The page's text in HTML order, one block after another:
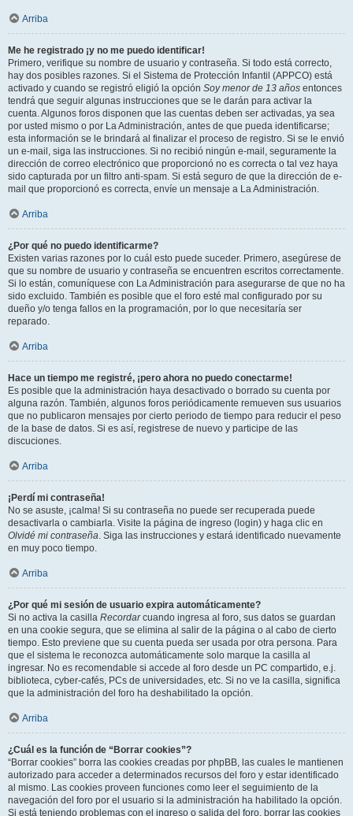
Arriba
Me he registrado ¡y no me puedo identificar!
Primero, verifique su nombre de usuario y contraseña. Si todo está correcto,
hay dos posibles razones. Si el Sistema de Protección Infantil (APPCO) está
activado y cuando se registró eligió la opción Soy menor de 13 años entonces
tendrá que seguir algunas instrucciones que se le darán para activar la
cuenta. Algunos foros disponen que las cuentas deben ser activadas, ya sea
por usted mismo o por La Administración, antes de que pueda identificarse;
esta información se le brindará al finalizar el proceso de registro. Si se le envió
un e-mail, siga las instrucciones. Si no recibió ningún e-mail, seguramente la
dirección de correo electrónico que proporcionó no es correcta o tal vez haya
sido capturada por un filtro anti-spam. Si está seguro de que la dirección de e-
mail que proporcionó es correcta, envíe un mensaje a La Administración.
Arriba
¿Por qué no puedo identificarme?
Existen varias razones por lo cuál esto puede suceder. Primero, asegúrese de
que su nombre de usuario y contraseña se encuentren escritos correctamente.
Si lo están, comuníquese con La Administración para asegurarse de que no ha
sido excluido. También es posible que el foro esté mal configurado por su
dueño y/o tenga fallos en la programación, por lo que necesitaría ser
reparado.
Arriba
Hace un tiempo me registré, ¡pero ahora no puedo conectarme!
Es posible que la administración haya desactivado o borrado su cuenta por
alguna razón. También, algunos foros periódicamente remueven sus usuarios
que no publicaron mensajes por cierto periodo de tiempo para reducir el peso
de la base de datos. Si es así, registrese de nuevo y participe de las
discuciones.
Arriba
¡Perdí mi contraseña!
No se asuste, ¡calma! Si su contraseña no puede ser recuperada puede
desactivarla o cambiarla. Visite la página de ingreso (login) y haga clic en
Olvidé mi contraseña. Siga las instrucciones y estará identificado nuevamente
en muy poco tiempo.
Arriba
¿Por qué mi sesión de usuario expira automáticamente?
Si no activa la casilla Recordarcuando ingresa al foro, sus datos se guardan
en una cookie segura, que se elimina al salir de la página o al cabo de cierto
tiempo. Esto previene que su cuenta pueda ser usada por otra persona. Para
que el sistema le reconozca automáticamente solo marque la casilla al
ingresar. No es recomendable si accede al foro desde un PC compartido, e.j.
biblioteca, cyber-cafés, PCs de universidades, etc. Si no ve la casilla, significa
que la administración del foro ha deshabilitado la opción.
Arriba
¿Cuál es la función de “Borrar cookies”?
“Borrar cookies” borra las cookies creadas por phpBB, las cuales le mantienen
autorizado para acceder a determinados recursos del foro y estar identificado
al mismo. Las cookies proveen funciones como leer el seguimiento de la
navegación del foro por el usuario si la administración ha habilitado la opción.
Si está teniendo problemas con el ingreso o salida del foro, borrar las cookies